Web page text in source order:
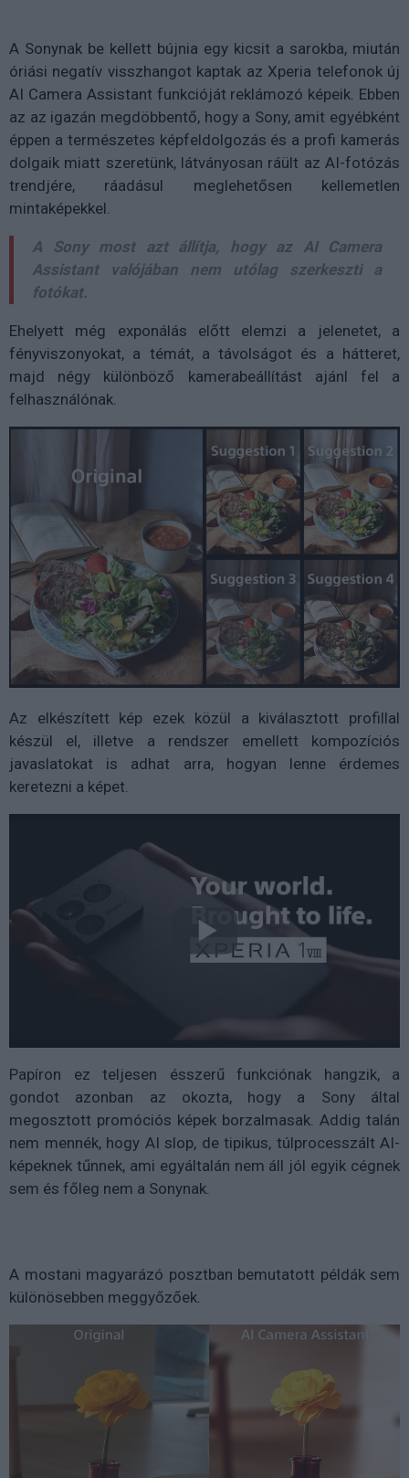
A Sonynak be kellett bújnia egy kicsit a sarokba, miután
óriási negatív visszhangot kaptak az Xperia telefonok új
AI Camera Assistant funkcióját reklámozó képeik. Ebben
az az igazán megdöbbentő, hogy a Sony, amit egyébként
éppen a természetes képfeldolgozás és a profi kamerás
dolgaik miatt szeretünk, látványosan ráült az AI-fotózás
trendjére, ráadásul meglehetősen kellemetlen
mintaképekkel.
A Sony most azt állítja, hogy az AI Camera
Assistant valójában nem utólag szerkeszti a
fotókat.
Ehelyett még exponálás előtt elemzi a jelenetet, a
fényviszonyokat, a témát, a távolságot és a hátteret,
majd négy különböző kamerabeállítást ajánl fel a
felhasználónak.
Az elkészített kép ezek közül a kiválasztott profillal
készül el, illetve a rendszer emellett kompozíciós
javaslatokat is adhat arra, hogyan lenne érdemes
keretezni a képet.
Papíron ez teljesen ésszerű funkciónak hangzik, a
gondot azonban az okozta, hogy a Sony által
megosztott promóciós képek borzalmasak. Addig talán
nem mennék, hogy AI slop, de tipikus, túlprocesszált AI-
képeknek tűnnek, ami egyáltalán nem áll jól egyik cégnek
sem és főleg nem a Sonynak.
A mostani magyarázó posztban bemutatott példák sem
különösebben meggyőzőek.